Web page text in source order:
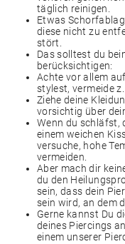
täglich reinigen.
Etwas
diese nicht zu
stört.
Das solltest du
berücksichtigen:
Achte vor allem
stylest, vermeide
Ziehe deine
vorsichtig über
Wenn du schläfst,
einem weichen
versuche, hohe
vermeiden.
Aber mach dir
du den
sein, dass dein
sein wird, an dem
Gerne kannst Du
deines Piercings
einem unserer